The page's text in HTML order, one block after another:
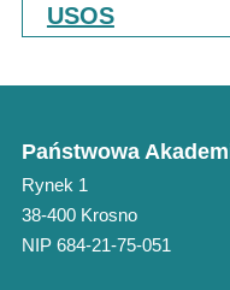
USOS
Państwowa
Rynek 1
38-400 Krosno
NIP 684-21-75-051